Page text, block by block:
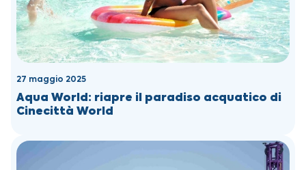
27 maggio 2025
Aqua World: riapre il paradiso acquatico di
Cinecittà World